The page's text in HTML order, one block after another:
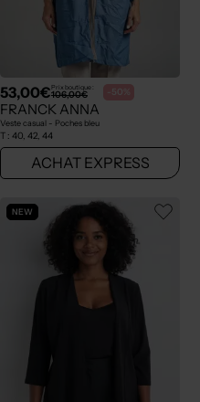
53,00€Prix boutique :
106,00€ -50%
FRANCK ANNA
Veste casual - Poches bleu
T : 40, 42, 44
ACHAT EXPRESS
NEW